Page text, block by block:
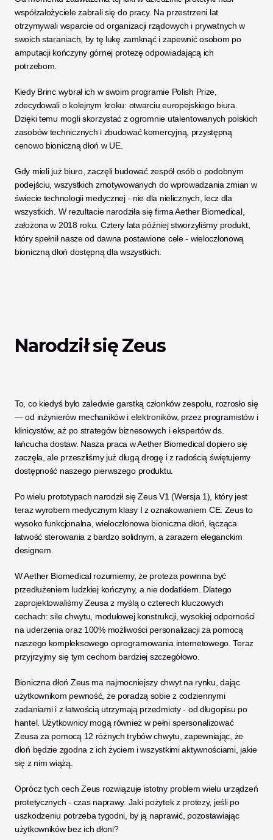
współzałożyciele zabrali się do pracy. Na przestrzeni lat
otrzymywali wsparcie od organizacji rządowych i prywatnych w
swoich staraniach, by tę lukę zamknąć i zapewnić osobom po
amputacji kończyny górnej protezę odpowiadającą ich
potrzebom.
Kiedy Brinc wybrał ich w swoim programie Polish Prize,
zdecydowali o kolejnym kroku: otwarciu europejskiego biura.
Dzięki temu mogli skorzystać z ogromnie utalentowanych polskich
zasobów technicznych i zbudować komercyjną, przystępną
cenowo bioniczną dłoń w UE.
Gdy mieli już biuro, zaczęli budować zespół osób o podobnym
podejściu, wszystkich zmotywowanych do wprowadzania zmian w
świecie technologii medycznej - nie dla nielicznych, lecz dla
wszystkich. W rezultacie narodziła się firma Aether Biomedical,
założona w 2018 roku. Cztery lata później stworzyliśmy produkt,
który spełnił nasze od dawna postawione cele - wieloczłonową
bioniczną dłoń dostępną dla wszystkich.
Narodził się Zeus
To, co kiedyś było zaledwie garstką członków zespołu, rozrosło się
— od inżynierów mechaników i elektroników, przez programistów i
klinicystów, aż po strategów biznesowych i ekspertów ds.
łańcucha dostaw. Nasza praca w Aether Biomedical dopiero się
zaczęła, ale przeszliśmy już długą drogę i z radością świętujemy
dostępność naszego pierwszego produktu.
Po wielu prototypach narodził się Zeus V1 (Wersja 1), który jest
teraz wyrobem medycznym klasy I z oznakowaniem CE. Zeus to
wysoko funkcjonalna, wieloczłonowa bioniczna dłoń, łącząca
łatwość sterowania z bardzo solidnym, a zarazem eleganckim
designem.
W Aether Biomedical rozumiemy, że proteza powinna być
przedłużeniem ludzkiej kończyny, a nie dodatkiem. Dlatego
zaprojektowaliśmy Zeusa z myślą o czterech kluczowych
cechach: sile chwytu, modułowej konstrukcji, wysokiej odporności
na uderzenia oraz 100% możliwości personalizacji za pomocą
naszego kompleksowego oprogramowania internetowego. Teraz
przyjrzyjmy się tym cechom bardziej szczegółowo.
Bioniczna dłoń Zeus ma najmocniejszy chwyt na rynku, dając
użytkownikom pewność, że poradzą sobie z codziennymi
zadaniami i z łatwością utrzymają przedmioty - od długopisu po
hantel. Użytkownicy mogą również w pełni spersonalizować
Zeusa za pomocą 12 różnych trybów chwytu, zapewniając, że
dłoń będzie zgodna z ich życiem i wszystkimi aktywnościami, jakie
się z nim wiążą.
Oprócz tych cech Zeus rozwiązuje istotny problem wielu urządzeń
protetycznych - czas naprawy. Jaki pożytek z protezy, jeśli po
uszkodzeniu potrzeba tygodni, by ją naprawić, pozostawiając
użytkowników bez ich dłoni?